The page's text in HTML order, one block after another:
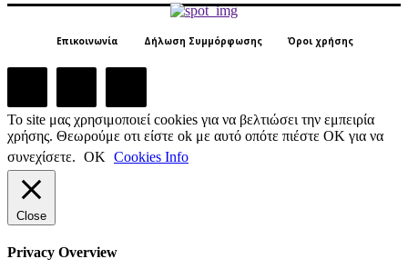
Επικοινωνία Δήλωση Συμμόρφωσης Όροι χρήσης
Το site μας χρησιμοποιεί cookies για να βελτιώσει την εμπειρία
χρήσης. Θεωρούμε οτι είστε ok με αυτό οπότε πιέστε ΟΚ για να
συνεχίσετε. ΟΚ Cookies Info
Close
Privacy Overview